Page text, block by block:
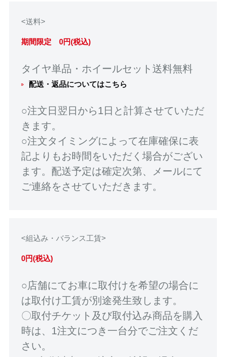
<送料>
期間限定 0円(税込)
タイヤ単品・ホイールセット送料無料
配送・返品についてはこちら
○注文日翌日から1日と計算させていただ
きます。
○注文タイミングによって在庫確保に表
記よりもお時間をいただく場合がござい
ます。配送予定は確定次第、メールにて
ご連絡をさせていただきます。
<組込み・バランス工賃>
0円(税込)
○店舗にてお車に取付けを希望の場合に
は取付け工賃が別途発生致します。
〇取付チケット及び取付込み商品を購入
時は、1注文につき一台分でご注文くだ
さい。